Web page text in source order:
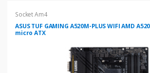
Socket Am4
ASUS TUF GAMING A520M-PLUS WIFI AMD
micro ATX